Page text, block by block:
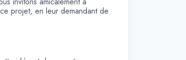
projet, en leur demandant de